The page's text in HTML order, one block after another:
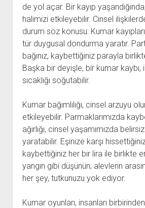
de yol açar. Bir kayıp
halimizi etkileyebilir. Cinsel
durum söz konusu: Kumar
tür duygusal dondurma yaratır.
bağınız, kaybettiğiniz parayla
Başka bir deyişle, bir kumar kaybı,
sıcaklığı soğutabilir.
Kumar bağımlılığı, cinsel arzuyu
etkileyebilir. Parmaklarımızda
ağırlığı, cinsel yaşamımızda
yaratabilir. Eşinize karşı
kaybettiğiniz her bir lira ile birlikte
yangın gibi düşünün; alevlerin
her şey, tutkunuzu yok ediyor.
Kumar oyunları, insanları